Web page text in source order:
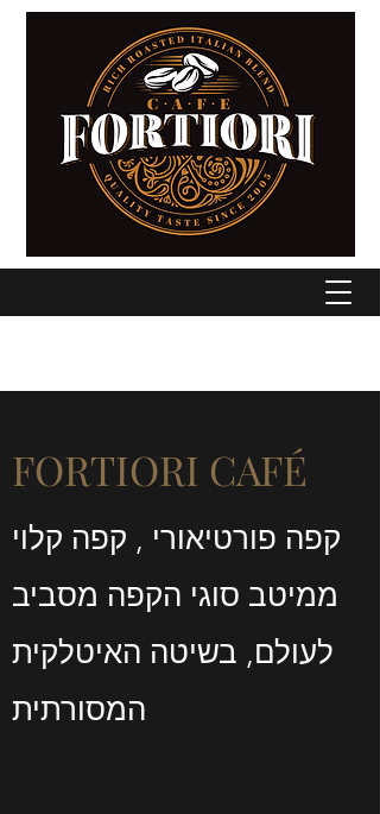
FORTIORI CAFÉ
קפה פורטיאורי , קפה קלוי
ממיטב סוגי הקפה מסביב
לעולם, בשיטה האיטלקית
המסורתית